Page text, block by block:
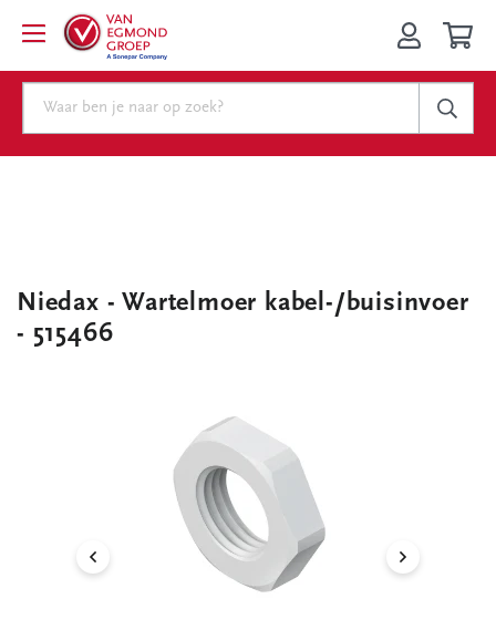
Niedax - Wartelmoer kabel-/buisinvoer
- 515466